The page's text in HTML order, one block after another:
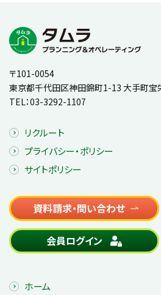
〒101-0054
東京都千代田区神田錦町1-13 大手町宝
TEL：03-3292-1107
リクルート
プライバシー・ポリシー
サイトポリシー
資料請求・問い合わせ
会員ログイン
ホーム